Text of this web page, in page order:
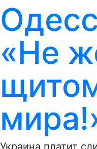
«Не
Украина платит